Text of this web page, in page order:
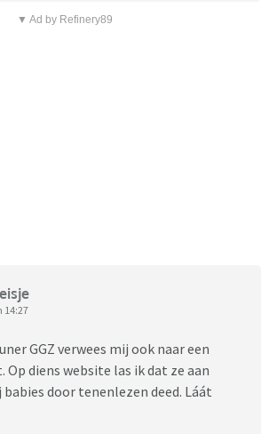
▼ Ad by Refinery89
14:27
GGZ verwees mij ook naar een
diens website las ik dat ze aan
door tenenlezen deed. Láát